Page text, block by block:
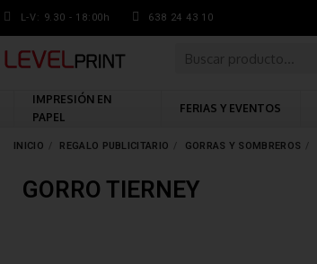
L-V: 9.30 - 18:00h 638 24 43 10
IMPRESIÓN EN
PAPEL
FERIAS Y EVENTOS
INICIO REGALO PUBLICITARIO GORRAS Y SOMBREROS
GORRO TIERNEY